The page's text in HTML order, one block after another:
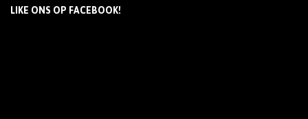
LIKE ONS OP FACEBOOK!